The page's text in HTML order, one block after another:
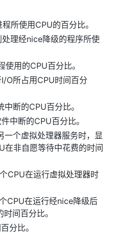
所使用CPU的百分比。
理经nice降级的程序所使
用的CPU百分比。
O所占用CPU时间百分
断的CPU百分比。
中断的CPU百分比。
一个虚拟处理器服务时，显
在非自愿等待中花费的时间
CPU在运行虚拟处理器时
CPU在运行经nice降级后
间百分比。
分比。